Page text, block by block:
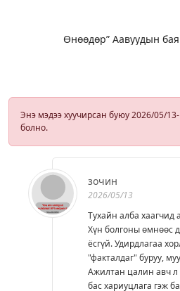
Өнөөдөр” Аавуудын
Энэ мэдээ хуучирсан буюу 2026/05/
болно.
зочин
2026/05/13
Тухайн алба хаагчид
Хүн болгоны өмнөөс
ёсгүй. Удирдлагаа
"факталдаг" буруу,
Ажилтан цалин авч л
бас хариуцлага гэж